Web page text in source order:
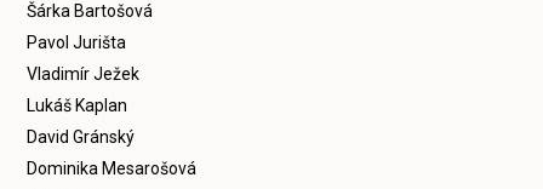
Šárka Bartošová
Pavol Jurišta
Vladimír Ježek
Lukáš Kaplan
David Gránský
Dominika Mesarošová